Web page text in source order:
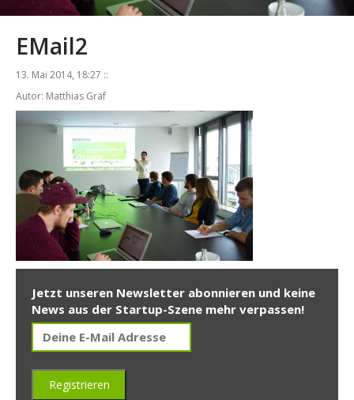
EMail2
13. Mai 2014, 18:27 ::
Autor: Matthias Gräf
Jetzt unseren Newsletter abonnieren und keine
News aus der Startup-Szene mehr verpassen!